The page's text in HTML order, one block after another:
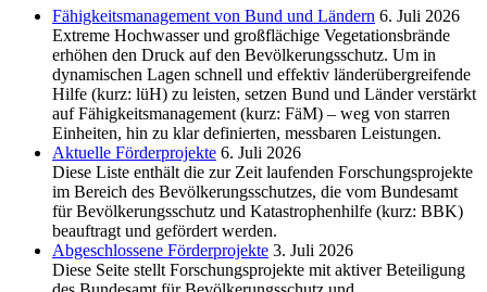
Fähigkeitsmanagement von Bund und Ländern 6. Juli 2026
Extreme Hochwasser und großflächige Vegetationsbrände
erhöhen den Druck auf den Bevölkerungsschutz. Um in
dynamischen Lagen schnell und effektiv länderübergreifende
Hilfe (kurz: lüH) zu leisten, setzen Bund und Länder verstärkt
auf Fähigkeitsmanagement (kurz: FäM) – weg von starren
Einheiten, hin zu klar definierten, messbaren Leistungen.
Aktuelle Förderprojekte 6. Juli 2026
Diese Liste enthält die zur Zeit laufenden Forschungsprojekte
im Bereich des Be­völkerungs­schutzes, die vom Bundesamt
für Bevölkerungsschutz und Katastrophenhilfe (kurz: BBK)
beauftragt und gefördert werden.
Abgeschlos­sene Förderprojekte 3. Juli 2026
Diese Seite stellt Forschungsprojekte mit aktiver Beteiligung